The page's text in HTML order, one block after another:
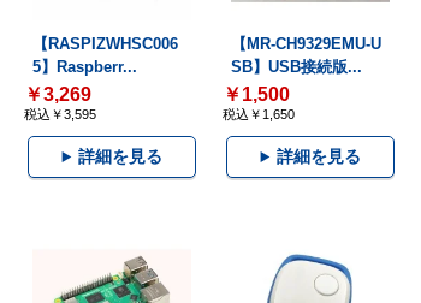
【RASPIZWHSC006
5】Raspberr...
￥3,269
税込￥3,595
詳細を見る
【MR-CH9329EMU-U
SB】USB接続版...
￥1,500
税込￥1,650
詳細を見る